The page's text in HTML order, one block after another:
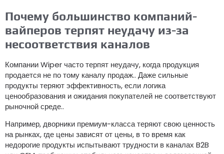
Почему большинство компаний-
вайперов терпят неудачу из-за
несоответствия каналов
Компании Wiper часто терпят неудачу, когда продукция
продается не по тому каналу продаж.. Даже сильные
продукты теряют эффективность, если логика
ценообразования и ожидания покупателей не соответствуют
рыночной среде..
Например, дворники премиум-класса теряют свою ценность
на рынках, где цены зависят от цены, в то время как
недорогие продукты испытывают трудности в каналах B2B